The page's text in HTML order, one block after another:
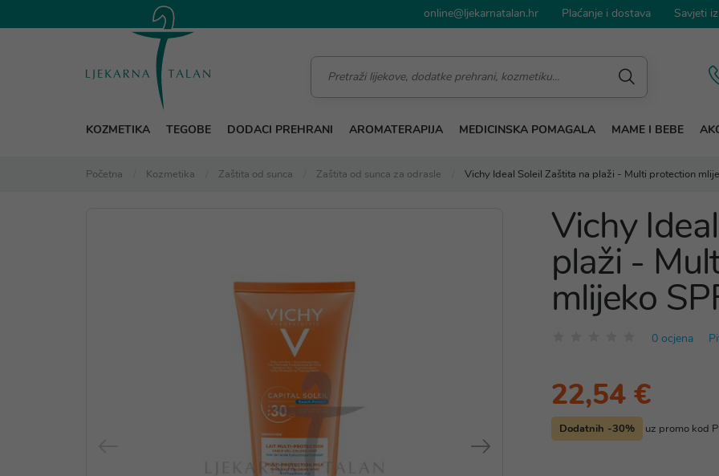
online@ljekarnatalan.hr Plaćanje i dostava Savjeti
KOZMETIKA TEGOBE DODACI PREHRANI AROMATERAPIJA MEDICINSKA POMAGALA MAME I BEBE
Početna Kozmetika Zaštita od sunca Zaštita od sunca za odrasle Vichy Ideal Soleil Zaštita na plaži - Multi protection
Vichy
plaži -
mlijeko
0 ocjena
22,54 €
Dodatnih -30% uz promo kod